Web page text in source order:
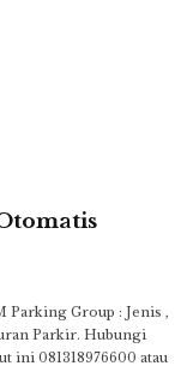
Parking Group : Jenis ,
Parkir. Hubungi
ini 081318976600 atau